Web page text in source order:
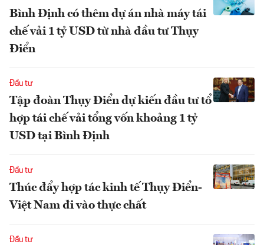
Bình Định có thêm dự án nhà máy tái
chế vải 1 tỷ USD từ nhà đầu tư Thụy
Điển
Đầu tư
Tập đoàn Thụy Điển dự kiến đầu tư tổ
hợp tái chế vải tổng vốn khoảng 1 tỷ
USD tại Bình Định
Đầu tư
Thúc đẩy hợp tác kinh tế Thụy Điển-
Việt Nam đi vào thực chất
Đầu tư